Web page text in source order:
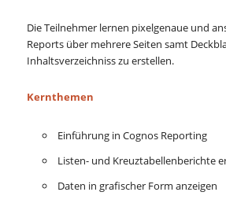
Die Teilnehmer lernen pixelgenaue und
Reports über mehrere Seiten samt
Inhaltsverzeichniss zu erstellen.
Kernthemen
Einführung in Cognos Reporting
Listen- und Kreuztabellenberichte
Daten in grafischer Form anzeigen